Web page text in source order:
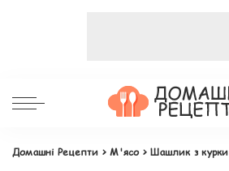
Домашні Рецепти >М'ясо>Шашлик з курки